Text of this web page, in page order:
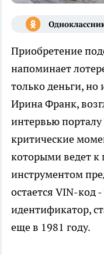
Приобретение
напоминает
только деньги, но
Ирина Франк,
интервью порталу
критические
которыми ведет к
инструментом
остается VIN-код
идентификатор,
еще в 1981 году.